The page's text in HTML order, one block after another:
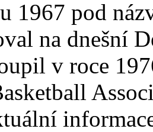
1967 pod
na dnešní
v roce